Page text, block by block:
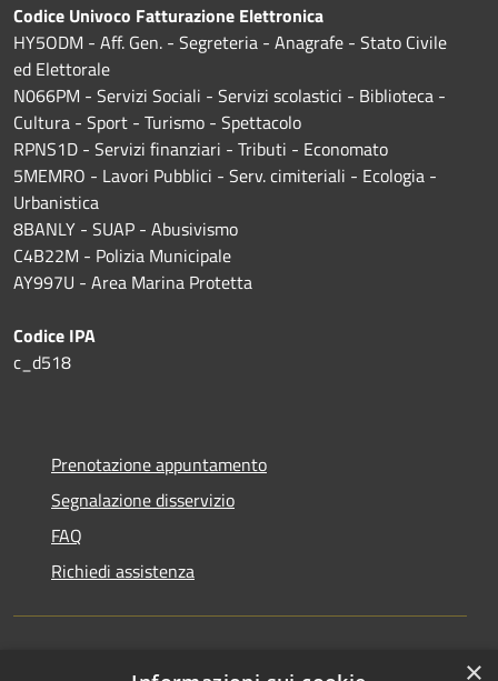
Codice Univoco Fatturazione Elettronica
HY5ODM - Aff. Gen. - Segreteria - Anagrafe - Stato Civile
ed Elettorale
N066PM - Servizi Sociali - Servizi scolastici - Biblioteca -
Cultura - Sport - Turismo - Spettacolo
RPNS1D - Servizi finanziari - Tributi - Economato
5MEMRO - Lavori Pubblici - Serv. cimiteriali - Ecologia -
Urbanistica
8BANLY - SUAP - Abusivismo
C4B22M - Polizia Municipale
AY997U - Area Marina Protetta
Codice IPA
c_d518
Prenotazione appuntamento
Segnalazione disservizio
FAQ
Richiedi assistenza
×